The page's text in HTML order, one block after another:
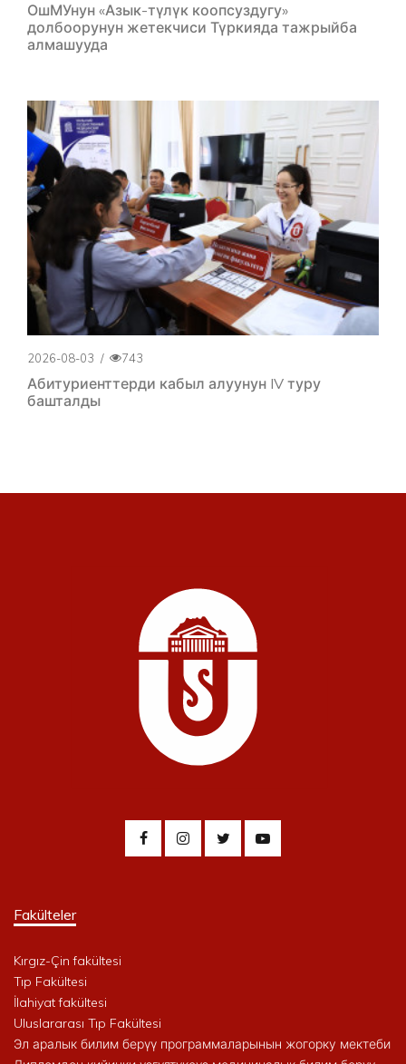
ОшМУнун «Азык-түлүк коопсуздугу»
долбоорунун жетекчиси Түркияда тажрыйба
алмашууда
2026-08-03 / 743
Абитуриенттерди кабыл алуунун IV туру
башталды
Fakülteler
Kırgız-Çin fakültesi
Tıp Fakültesi
İlahiyat fakültesi
Uluslararası Tıp Fakültesi
Эл аралык билим берүү программаларынын жогорку мектеби